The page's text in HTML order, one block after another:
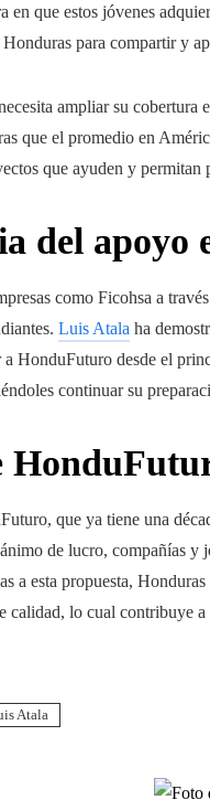
en que estos jóvenes
para compartir y
ampliar su cobertura
que el promedio en
que ayuden y
del apoyo
como Ficohsa a
Luis Atala ha
HonduFuturo desde el
continuar su
que ya tiene una
de lucro, compañías y
a esta propuesta,
calidad, lo cual contribuye
Atala